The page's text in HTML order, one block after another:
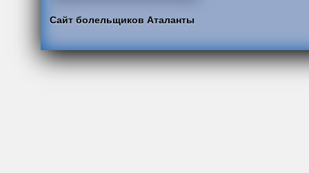
Сайт болельщиков Аталанты